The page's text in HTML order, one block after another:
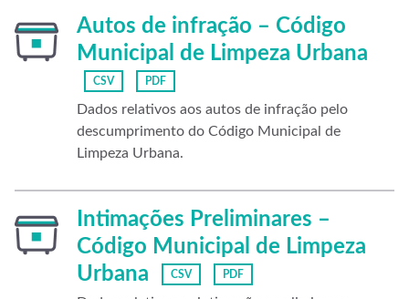
Autos de infração – Código
Municipal de Limpeza Urbana
CSV PDF
Dados relativos aos autos de infração pelo
descumprimento do Código Municipal de
Limpeza Urbana.
Intimações Preliminares –
Código Municipal de Limpeza
Urbana
CSV PDF